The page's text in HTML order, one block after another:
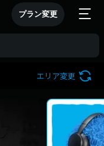
プラン変更
エリア変更